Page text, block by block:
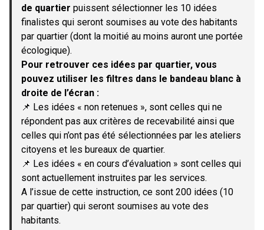
de quartier puissent sélectionner les 10 idées
finalistes qui seront soumises au vote des habitants
par quartier (dont la moitié au moins auront une portée
écologique).
Pour retrouver ces idées par quartier, vous
pouvez utiliser les filtres dans le bandeau blanc à
droite de l’écran :
📌 Les idées « non retenues », sont celles qui ne
répondent pas aux critères de recevabilité ainsi que
celles qui n’ont pas été sélectionnées par les ateliers
citoyens et les bureaux de quartier.
📌 Les idées « en cours d’évaluation » sont celles qui
sont actuellement instruites par les services.
A l’issue de cette instruction, ce sont 200 idées (10
par quartier) qui seront soumises au vote des
habitants.